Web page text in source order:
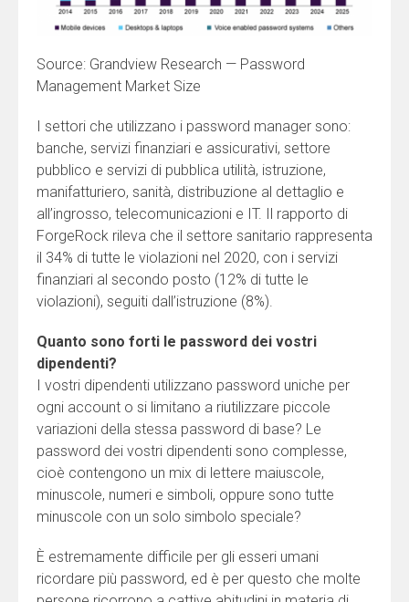
Source: Grandview Research — Password
Management Market Size
I settori che utilizzano i password manager sono:
banche, servizi finanziari e assicurativi, settore
pubblico e servizi di pubblica utilità, istruzione,
manifatturiero, sanità, distribuzione al dettaglio e
all’ingrosso, telecomunicazioni e IT. Il rapporto di
ForgeRock rileva che il settore sanitario rappresenta
il 34% di tutte le violazioni nel 2020, con i servizi
finanziari al secondo posto (12% di tutte le
violazioni), seguiti dall’istruzione (8%).
Quanto sono forti le password dei vostri
dipendenti?
I vostri dipendenti utilizzano password uniche per
ogni account o si limitano a riutilizzare piccole
variazioni della stessa password di base? Le
password dei vostri dipendenti sono complesse,
cioè contengono un mix di lettere maiuscole,
minuscole, numeri e simboli, oppure sono tutte
minuscole con un solo simbolo speciale?
È estremamente difficile per gli esseri umani
ricordare più password, ed è per questo che molte